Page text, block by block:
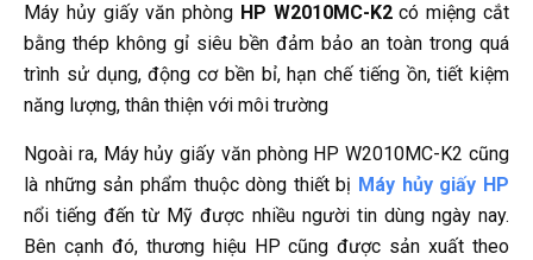
Máy hủy giấy văn phòng HP W2010MC-K2có miệng cắt
bằng thép không gỉ siêu bền đảm bảo an toàn trong quá
trình sử dụng, động cơ bền bỉ, hạn chế tiếng ồn, tiết kiệm
năng lượng, thân thiện với môi trường
Ngoài ra, Máy hủy giấy văn phòng HP W2010MC-K2 cũng
là những sản phẩm thuộc dòng thiết bị Máy hủy giấy HP
nổi tiếng đến từ Mỹ được nhiều người tin dùng ngày nay.
Bên cạnh đó, thương hiệu HP cũng được sản xuất theo